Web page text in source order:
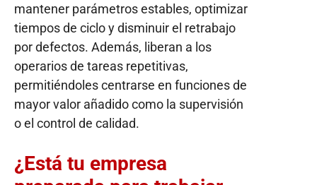
mantener parámetros estables, optimizar
tiempos de ciclo y disminuir el retrabajo
por defectos. Además, liberan a los
operarios de tareas repetitivas,
permitiéndoles centrarse en funciones de
mayor valor añadido como la supervisión
o el control de calidad.
¿Está tu empresa